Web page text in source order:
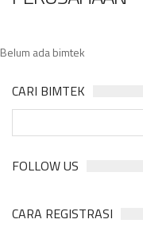
Belum ada bimtek
CARI BIMTEK
FOLLOW US
CARA REGISTRASI